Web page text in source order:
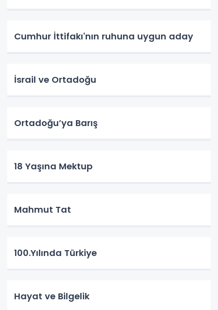
Cumhur İttifakı'nın ruhuna uygun aday
İsrail ve Ortadoğu
Ortadoğu’ya Barış
18 Yaşına Mektup
Mahmut Tat
100.Yılında Türkiye
Hayat ve Bilgelik